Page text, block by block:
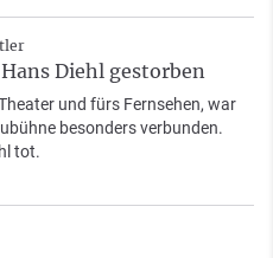
Diehl gestorben
und fürs Fernsehen, war
besonders verbunden.
tot.